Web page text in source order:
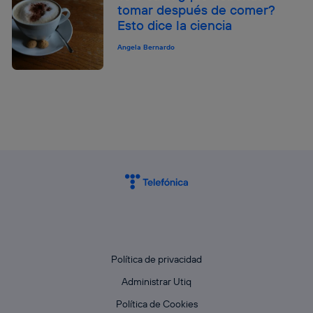
tomar después de comer?
Esto dice la ciencia
Angela Bernardo
Política de privacidad
Administrar Utiq
Política de Cookies
el marketing o análisis se realizará en función de las
actividades de navegación de los miembros del hogar
que hayan dado su consentimiento.
Si utilizas
datos móviles
personalizado, ya que se basará únicamente en la